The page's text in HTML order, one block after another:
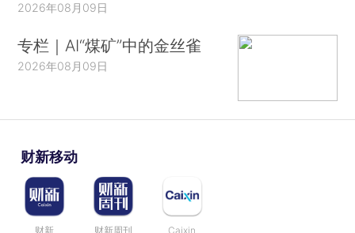
2026年08月09日
专栏｜AI“煤矿”中的金丝雀
2026年08月09日
财新移动
财新 财新周刊 Caixin